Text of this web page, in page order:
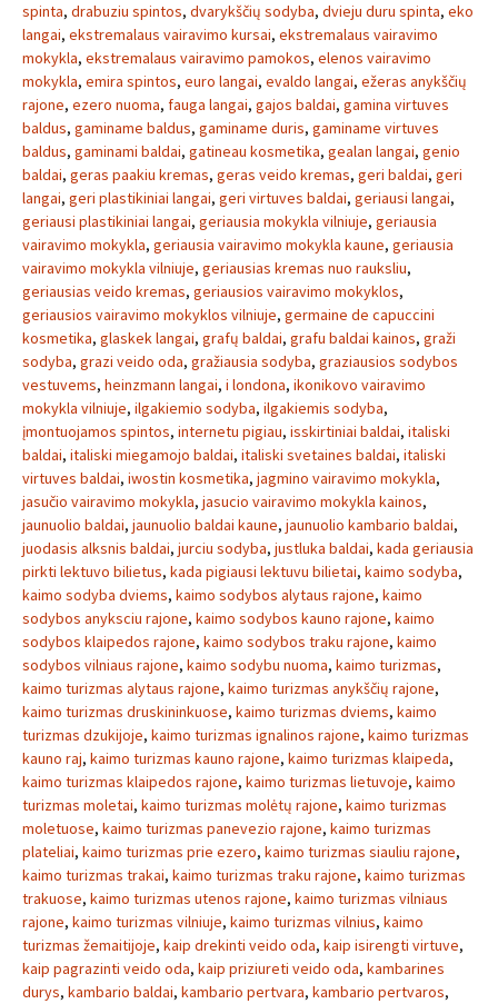
spinta, drabuziu spintos, dvarykščių sodyba, dvieju duru spinta, eko
langai, ekstremalaus vairavimo kursai, ekstremalaus vairavimo
mokykla, ekstremalaus vairavimo pamokos, elenos vairavimo
mokykla, emira spintos, euro langai, evaldo langai, ežeras anykščių
rajone, ezero nuoma, fauga langai, gajos baldai, gamina virtuves
baldus, gaminame baldus, gaminame duris, gaminame virtuves
baldus, gaminami baldai, gatineau kosmetika, gealan langai, genio
baldai, geras paakiu kremas, geras veido kremas, geri baldai, geri
langai, geri plastikiniai langai, geri virtuves baldai, geriausi langai,
geriausi plastikiniai langai, geriausia mokykla vilniuje, geriausia
vairavimo mokykla, geriausia vairavimo mokykla kaune, geriausia
vairavimo mokykla vilniuje, geriausias kremas nuo rauksliu,
geriausias veido kremas, geriausios vairavimo mokyklos,
geriausios vairavimo mokyklos vilniuje, germaine de capuccini
kosmetika, glaskek langai, grafų baldai, grafu baldai kainos, graži
sodyba, grazi veido oda, gražiausia sodyba, graziausios sodybos
vestuvems, heinzmann langai, i londona, ikonikovo vairavimo
mokykla vilniuje, ilgakiemio sodyba, ilgakiemis sodyba,
įmontuojamos spintos, internetu pigiau, isskirtiniai baldai, italiski
baldai, italiski miegamojo baldai, italiski svetaines baldai, italiski
virtuves baldai, iwostin kosmetika, jagmino vairavimo mokykla,
jasučio vairavimo mokykla, jasucio vairavimo mokykla kainos,
jaunuolio baldai, jaunuolio baldai kaune, jaunuolio kambario baldai,
juodasis alksnis baldai, jurciu sodyba, justluka baldai, kada geriausia
pirkti lektuvo bilietus, kada pigiausi lektuvu bilietai, kaimo sodyba,
kaimo sodyba dviems, kaimo sodybos alytaus rajone, kaimo
sodybos anyksciu rajone, kaimo sodybos kauno rajone, kaimo
sodybos klaipedos rajone, kaimo sodybos traku rajone, kaimo
sodybos vilniaus rajone, kaimo sodybu nuoma, kaimo turizmas,
kaimo turizmas alytaus rajone, kaimo turizmas anykščių rajone,
kaimo turizmas druskininkuose, kaimo turizmas dviems, kaimo
turizmas dzukijoje, kaimo turizmas ignalinos rajone, kaimo turizmas
kauno raj, kaimo turizmas kauno rajone, kaimo turizmas klaipeda,
kaimo turizmas klaipedos rajone, kaimo turizmas lietuvoje, kaimo
turizmas moletai, kaimo turizmas molėtų rajone, kaimo turizmas
moletuose, kaimo turizmas panevezio rajone, kaimo turizmas
plateliai, kaimo turizmas prie ezero, kaimo turizmas siauliu rajone,
kaimo turizmas trakai, kaimo turizmas traku rajone, kaimo turizmas
trakuose, kaimo turizmas utenos rajone, kaimo turizmas vilniaus
rajone, kaimo turizmas vilniuje, kaimo turizmas vilnius, kaimo
turizmas žemaitijoje, kaip drekinti veido oda, kaip isirengti virtuve,
kaip pagrazinti veido oda, kaip priziureti veido oda, kambarines
durys, kambario baldai, kambario pertvara, kambario pertvaros,